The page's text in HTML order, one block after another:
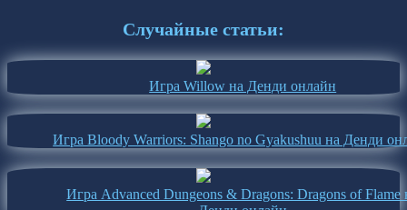
Случайные статьи:
Игра Willow на Денди онлайн
Игра Bloody Warriors: Shango no Gyakushuu на Денди
Игра Advanced Dungeons & Dragons: Dragons of Flame